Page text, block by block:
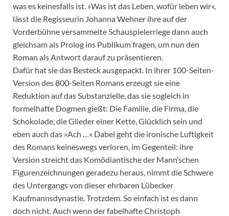
was es keinesfalls ist. »Was ist das Leben, wofür leben wir«,
lässt die Regisseurin Johanna Wehner ihre auf der
Vorderbühne versammelte Schauspielerriege dann auch
gleichsam als Prolog ins Publikum fragen, um nun den
Roman als Antwort darauf zu präsentieren.
Dafür hat sie das Besteck ausgepackt. In ihrer 100-Seiten-
Version des 800-Seiten Romans erzeugt sie eine
Reduktion auf das Substanzielle, das sie sogleich in
formelhafte Dogmen gießt: Die Familie, die Firma, die
Schokolade, die Glieder einer Kette, Glücklich sein und
eben auch das »Ach …« Dabei geht die ironische Luftigkeit
des Romans keineswegs verloren, im Gegenteil: ihre
Version streicht das Komödiantische der Mann‘schen
Figurenzeichnungen geradezu heraus, nimmt die Schwere
des Untergangs von dieser ehrbaren Lübecker
Kaufmannsdynastie. Trotzdem. So einfach ist es dann
doch nicht. Auch wenn der fabelhafte Christoph